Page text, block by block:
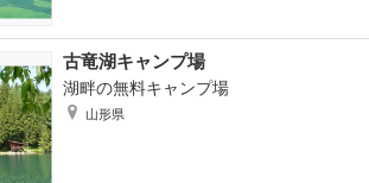
古竜湖キャンプ場
湖畔の無料キャンプ場
山形県